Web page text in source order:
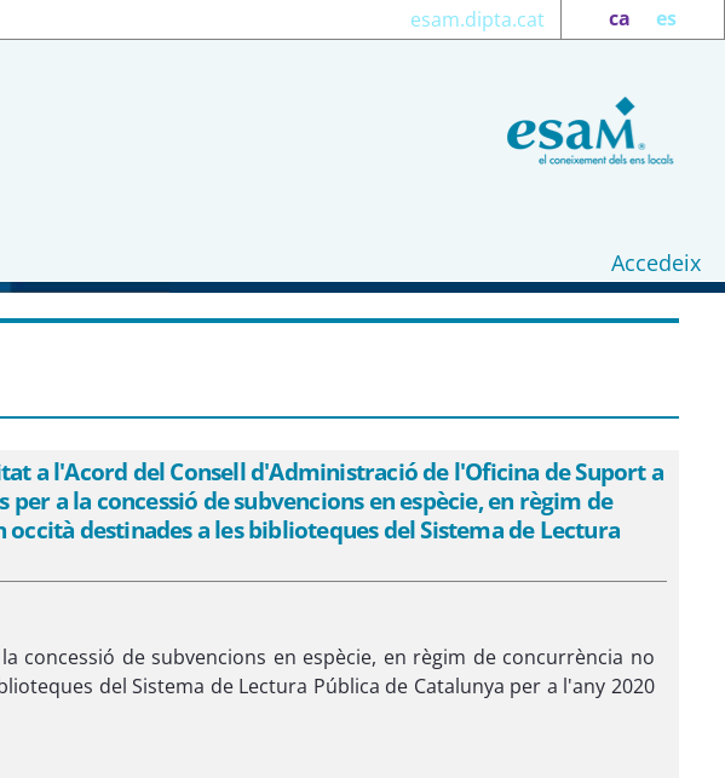
ca es
esam.dipta.cat
Accedeix
dona publicitat a l&#39;Acord del Consell
pel qual s&#39;aprova la convocatòria en
espècie, en règim de concurrència no competitiva,
a les biblioteques del Sistema de Lectura
a l'Acord del Consell d'Administració de l'Oficina de Suport a
a la concessió de subvencions en espècie, en règim de
destinades a les biblioteques del Sistema de Lectura
de subvencions en espècie, en règim de concurrència no
del Sistema de Lectura Pública de Catalunya per a l'any 2020